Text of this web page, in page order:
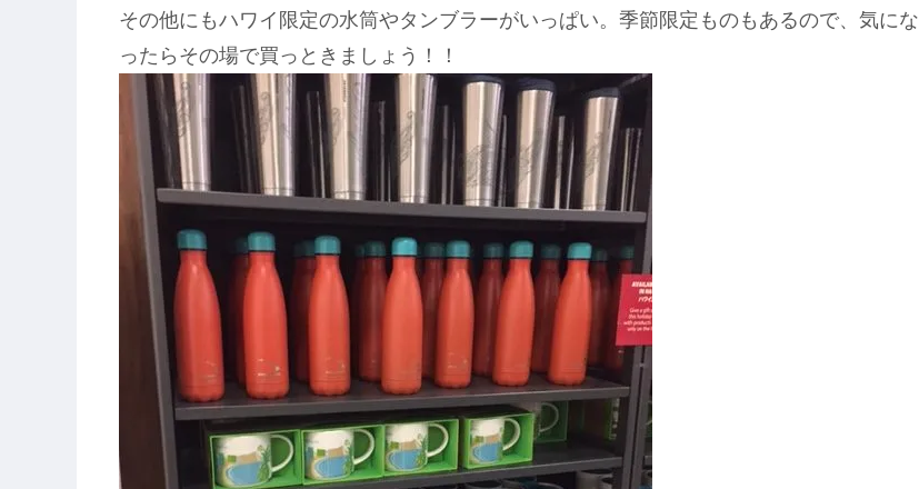
その他にもハワイ限定の水筒やタンブラーがいっぱい。季節限定ものもあるので、気にな
ったらその場で買っときましょう！！